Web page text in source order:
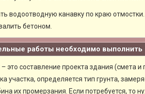
водоотводную канавку по краю
бетоном.
работы необходимо
это составление проекта здания (смета
участка, определяется тип грунта,
их промерзания. Если потребуется, то